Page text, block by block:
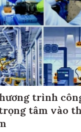
trình
tâm vào